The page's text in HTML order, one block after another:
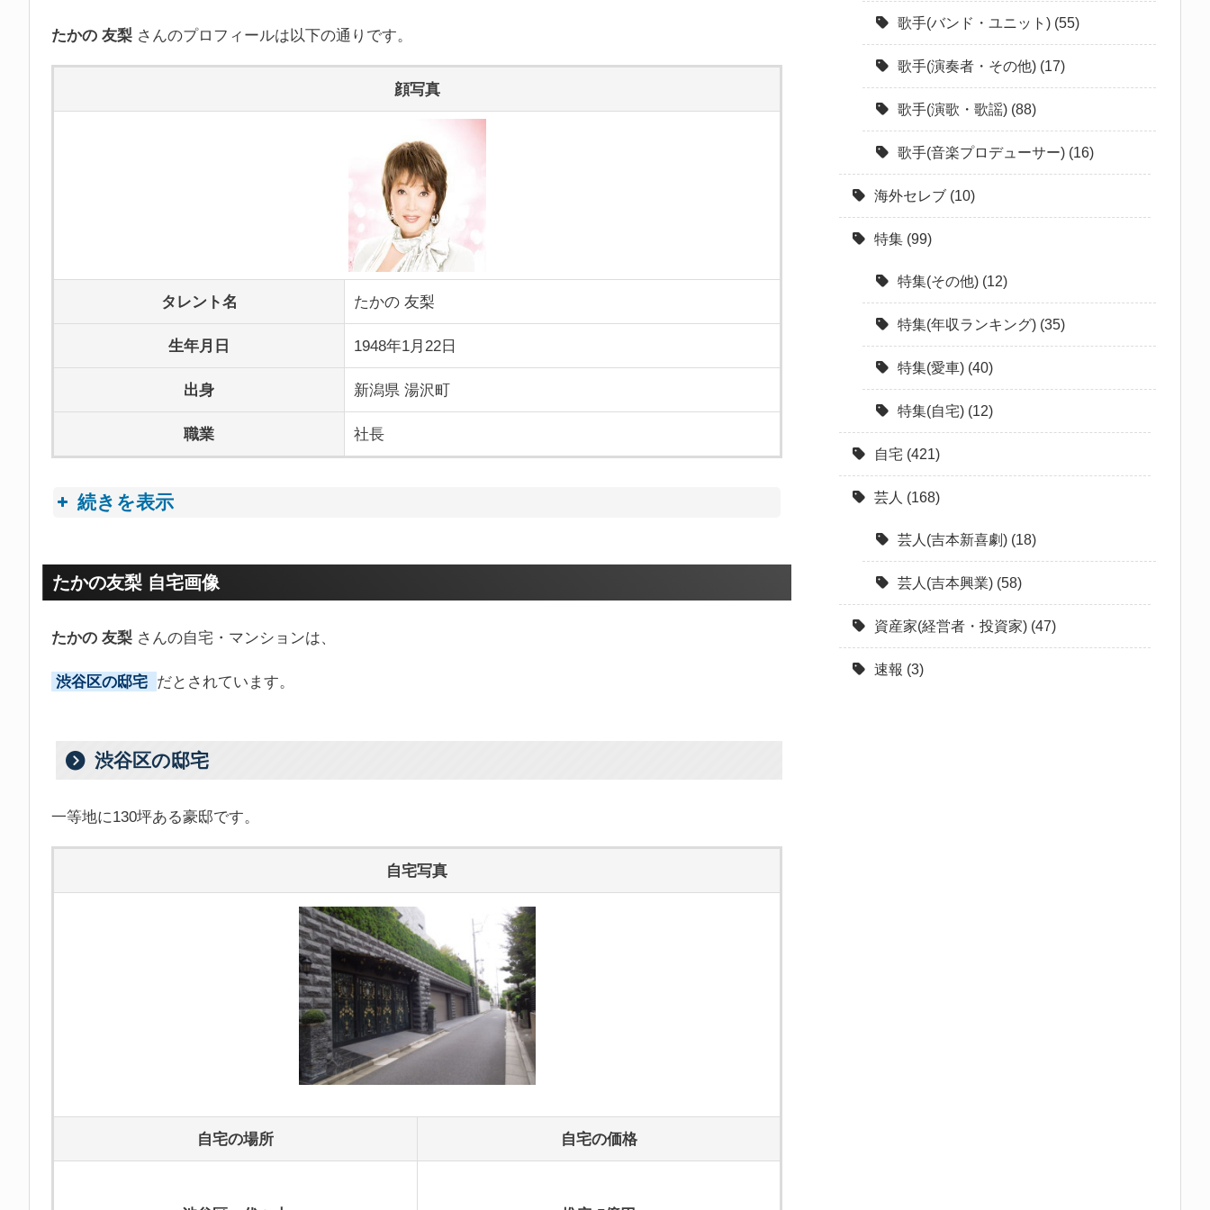
たかの 友梨 さんのプロフィールは以下の通りです。
顔写真
タレント名 たかの 友梨
生年月日 1948年1月22日
出身 新潟県 湯沢町
職業 社長
続きを表示
プロフィールトピック
たかの友梨 自宅画像
たかの 友梨 さんの自宅・マンションは、
渋谷区の邸宅 だとされています。
渋谷区の邸宅
一等地に130坪ある豪邸です。
自宅写真
自宅の場所 自宅の価格
歌手(バンド・ユニット) (55)
歌手(演奏者・その他) (17)
歌手(演歌・歌謡) (88)
歌手(音楽プロデューサー) (16)
海外セレブ (10)
特集 (99)
特集(その他) (12)
特集(年収ランキング) (35)
特集(愛車) (40)
特集(自宅) (12)
自宅 (421)
芸人 (168)
芸人(吉本新喜劇) (18)
芸人(吉本興業) (58)
資産家(経営者・投資家) (47)
速報 (3)